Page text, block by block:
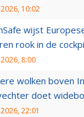
10:02
wijst
rook in de
8:00
wolken boven
doet
22:01